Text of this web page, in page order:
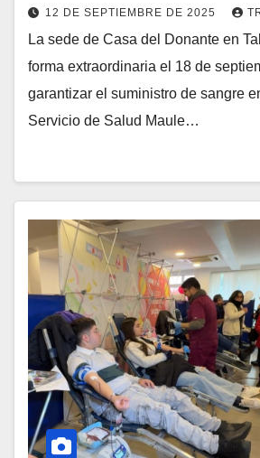
12 DE SEPTIEMBRE DE 2025
La sede de Casa del Donante en
forma extraordinaria el 18 de
garantizar el suministro de sangre
Servicio de Salud Maule…